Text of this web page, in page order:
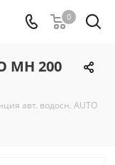
0
MH 200
авт. водосн. AUTO